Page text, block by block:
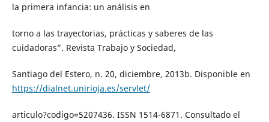
la primera infancia: un análisis en
torno a las trayectorias, prácticas y saberes de las
cuidadoras”. Revista Trabajo y Sociedad,
Santiago del Estero, n. 20, diciembre, 2013b. Disponible en
https://dialnet.unirioja.es/servlet/
articulo?codigo=5207436. ISSN 1514-6871. Consultado el